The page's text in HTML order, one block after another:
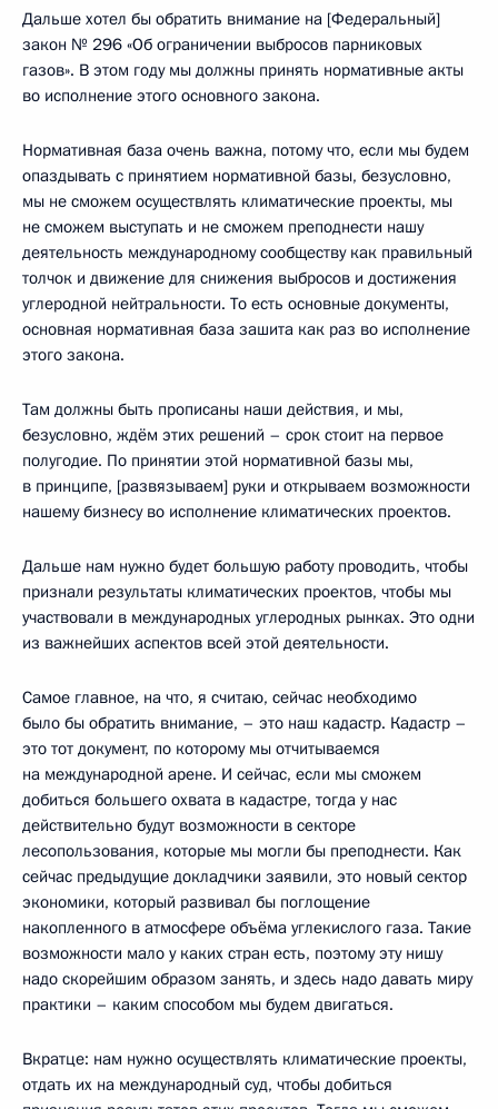
Дальше хотел бы обратить внимание на [Федеральный]
закон № 296 «Об ограничении выбросов парниковых
газов». В этом году мы должны принять нормативные акты
во исполнение этого основного закона.
Нормативная база очень важна, потому что, если мы будем
опаздывать с принятием нормативной базы, безусловно,
мы не сможем осуществлять климатические проекты, мы
не сможем выступать и не сможем преподнести нашу
деятельность международному сообществу как правильный
толчок и движение для снижения выбросов и достижения
углеродной нейтральности. То есть основные документы,
основная нормативная база зашита как раз во исполнение
этого закона.
Там должны быть прописаны наши действия, и мы,
безусловно, ждём этих решений – срок стоит на первое
полугодие. По принятии этой нормативной базы мы,
в принципе, [развязываем] руки и открываем возможности
нашему бизнесу во исполнение климатических проектов.
Дальше нам нужно будет большую работу проводить, чтобы
признали результаты климатических проектов, чтобы мы
участвовали в международных углеродных рынках. Это одни
из важнейших аспектов всей этой деятельности.
Самое главное, на что, я считаю, сейчас необходимо
было бы обратить внимание, – это наш кадастр. Кадастр –
это тот документ, по которому мы отчитываемся
на международной арене. И сейчас, если мы сможем
добиться большего охвата в кадастре, тогда у нас
действительно будут возможности в секторе
лесопользования, которые мы могли бы преподнести. Как
сейчас предыдущие докладчики заявили, это новый сектор
экономики, который развивал бы поглощение
накопленного в атмосфере объёма углекислого газа. Такие
возможности мало у каких стран есть, поэтому эту нишу
надо скорейшим образом занять, и здесь надо давать миру
практики – каким способом мы будем двигаться.
Вкратце: нам нужно осуществлять климатические проекты,
отдать их на международный суд, чтобы добиться